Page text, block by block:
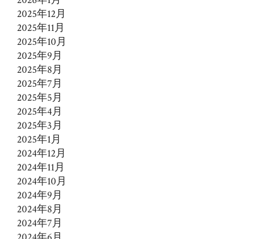
2025年12月
2025年11月
2025年10月
2025年9月
2025年8月
2025年7月
2025年5月
2025年4月
2025年3月
2025年1月
2024年12月
2024年11月
2024年10月
2024年9月
2024年8月
2024年7月